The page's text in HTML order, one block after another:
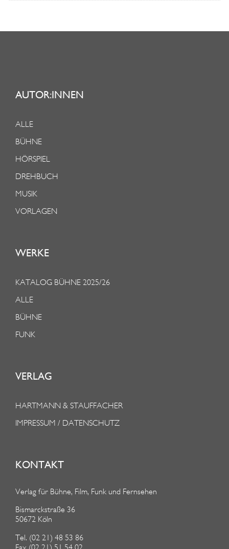
AUTOR:INNEN
ALLE
BÜHNE
HÖRSPIEL
DREHBUCH
MUSIK
VORLAGEN
WERKE
KATALOG BÜHNE 2025/26
ALLE
BÜHNE
FUNK
VERLAG
HARTMANN & STAUFFACHER
IMPRESSUM / DATENSCHUTZ
KONTAKT
Verlag für Bühne, Film, Funk und Fernsehen
Bismarckstraße 36
50672 Köln
Tel. (02 21) 48 53 86
Fax (02 21) 51 54 02